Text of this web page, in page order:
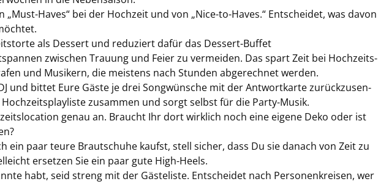
„Must-​Haves“ bei der Hoch­zeit und von „Nice-​to-Haves.“ Ent­schei­det, was davon
als Des­sert und re­du­ziert dafür das Dessert-​Buffet
zwi­schen Trau­ung und Feier zu ver­mei­den. Das spart Zeit bei Hoch­zeits­
und Mu­si­kern, die meis­tens nach Stun­den ab­ge­rech­net wer­den.
und bit­tet Eure Gäste je drei Song­wün­sche mit der Ant­wort­kar­te zu­rück­zu­sen­
zu­sam­men und sorgt selbst für die Party-​Musik.
genau an. Braucht Ihr dort wirk­lich noch eine ei­ge­ne Deko oder ist
ein paar teure Braut­schu­he kaufst, stell si­cher, dass Du sie da­nach von Zeit zu
er­set­zen Sie ein paar gute High-​Heels.
habt, seid streng mit der Gäs­te­lis­te. Ent­schei­det nach Per­so­nen­krei­sen, wer